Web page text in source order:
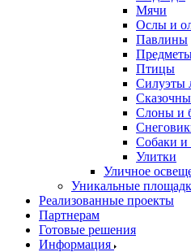
Мячи
Ослы и
Павлины
Птицы
Силуэты
Слоны и
Собаки и
Улитки
Уличное
Уникальные
Реализованные проекты
Партнерам
Готовые решения
Информация